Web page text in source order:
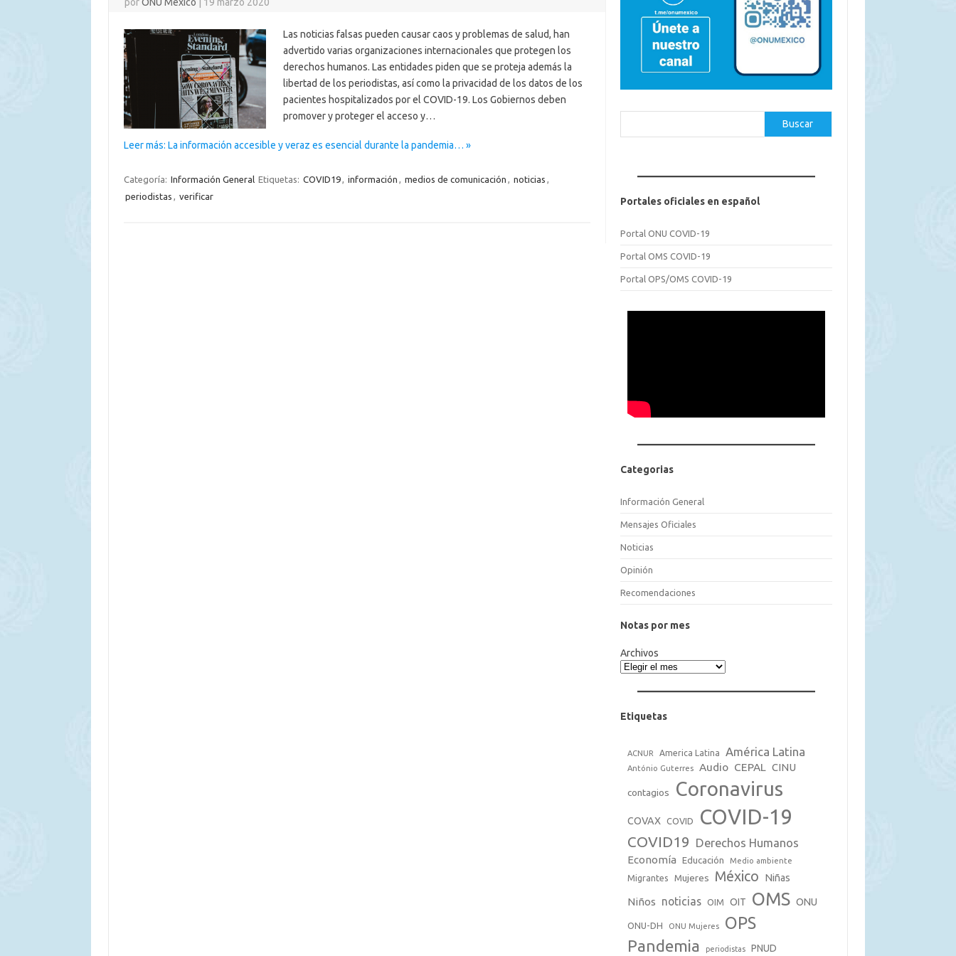
Las noticias falsas pueden causar caos y problemas de salud, han
advertido varias organizaciones internacionales que protegen los
derechos humanos. Las entidades piden que se proteja además la
libertad de los periodistas, así como la privacidad de los datos de los
pacientes hospitalizados por el COVID-19. Los Gobiernos deben
promover y proteger el acceso y…
Leer más: La información accesible y veraz es esencial durante la pandemia… »
Categoría: Información General Etiquetas: COVID19, información , medios de comunicación , noticias ,
periodistas , verificar
Buscar
Portales oficiales en español
Portal ONU COVID-19
Portal OMS COVID-19
Portal OPS/OMS COVID-19
Categorias
Información General
Mensajes Oficiales
Noticias
Opinión
Recomendaciones
Notas por mes
Archivos
Etiquetas
ACNUR America Latina América Latina
António Guterres Audio CEPAL CINU
contagios Coronavirus
COVAX COVID COVID-19
COVID19 Derechos Humanos
Economía Educación Medio ambiente
Migrantes Mujeres México Niñas
Niños noticias OIM OIT OMS ONU
ONU-DH ONU Mujeres OPS
Pandemia periodistas PNUD